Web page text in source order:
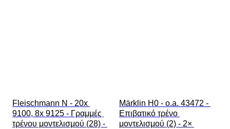
Fleischmann N - 20x
9100, 8x 9125 - Γραμμές
τρένου μοντελισμού (28) -
Märklin H0 - o.a. 43472 -
Επιβατικό τρένο
μοντελισμού (2) - 2×